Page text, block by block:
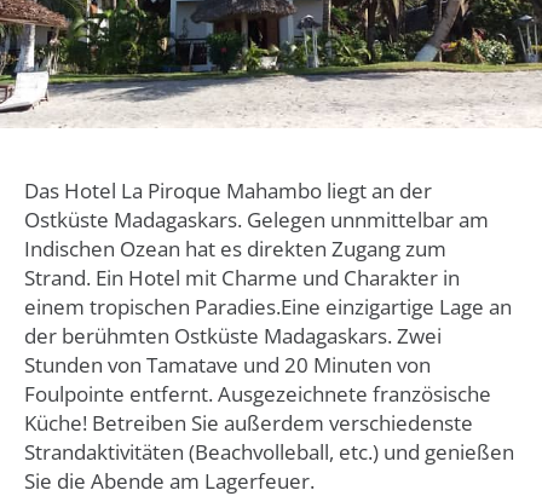
Das Hotel La Piroque Mahambo liegt an der
Ostküste Madagaskars. Gelegen unnmittelbar am
Indischen Ozean hat es direkten Zugang zum
Strand. Ein Hotel mit Charme und Charakter in
einem tropischen Paradies.Eine einzigartige Lage an
der berühmten Ostküste Madagaskars. Zwei
Stunden von Tamatave und 20 Minuten von
Foulpointe entfernt. Ausgezeichnete französische
Küche! Betreiben Sie außerdem verschiedenste
Strandaktivitäten (Beachvolleball, etc.) und genießen
Sie die Abende am Lagerfeuer.